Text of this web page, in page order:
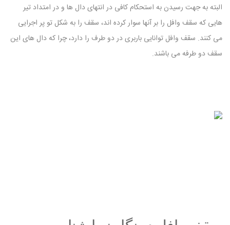
البته به جهت رسیدن به استحکام کافی در انتهای دال ها و در امتداد تیر
هایی که سقف وافل را بر آنها سوار کرده اند، سقف را به شکل تو پر اجرایی
می ‌کنند. سقف وافل توانایی باربری در دو طرف را دارد، چرا که دال های این
سقف دو طرفه می باشند.